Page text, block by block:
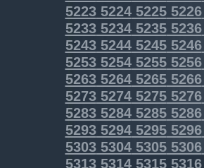
5223522452255226
5233523452355236
5243524452455246
5253525452555256
5263526452655266
5273527452755276
5283528452855286
5293529452955296
5303530453055306
5313531453155316